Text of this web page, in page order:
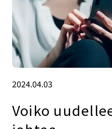
2024.04.03
Voiko